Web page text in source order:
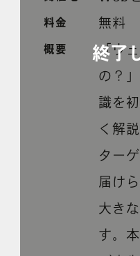
Webマーケテ
料金 無料
概要
「ウ
の？
識を
く解説
ター
届け
大き
す。